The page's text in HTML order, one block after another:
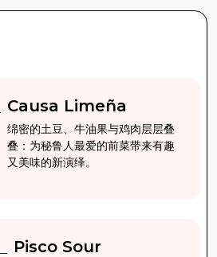
Causa Limeña
绵密的土豆、牛油果与鸡肉层层叠
叠：为秘鲁人最爱的前菜带来有趣
又美味的新演绎。
Pisco Sour